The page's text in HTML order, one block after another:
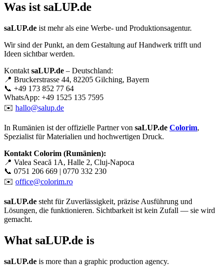
Was ist saLUP.de
saLUP.de ist mehr als eine Werbe- und Produktionsagentur.
Wir sind der Punkt, an dem Gestaltung auf Handwerk trifft und
Ideen sichtbar werden.
Kontakt saLUP.de – Deutschland:
📍 Bruckerstrasse 44, 82205 Gilching, Bayern
📞 +49 173 852 77 64
WhatsApp: +49 1525 135 7595
✉️ hallo@salup.de
In Rumänien ist der offizielle Partner von saLUP.de Colorim,
Spezialist für Materialien und hochwertigen Druck.
Kontakt Colorim (Rumänien):
📍 Valea Seacă 1A, Halle 2, Cluj-Napoca
📞 0751 206 669 | 0770 332 230
✉️ office@colorim.ro
saLUP.de steht für Zuverlässigkeit, präzise Ausführung und
Lösungen, die funktionieren. Sichtbarkeit ist kein Zufall — sie wird
gemacht.
What saLUP.de is
saLUP.de is more than a graphic production agency.